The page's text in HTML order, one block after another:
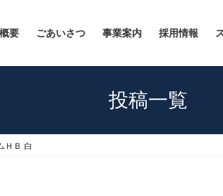
要 ごあいさつ 事業案内 採用情報
投稿一覧
ＨＢ 白